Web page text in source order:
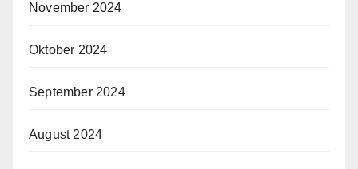
November 2024
Oktober 2024
September 2024
August 2024